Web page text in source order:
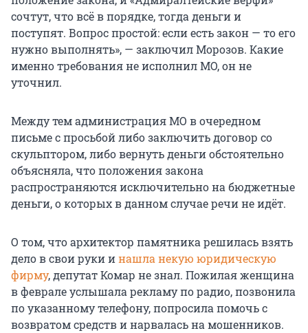
сочтут, что всё в порядке, тогда деньги и
поступят. Вопрос простой: если есть закон — то его
нужно выполнять», — заключил Морозов. Какие
именно требования не исполнил МО, он не
уточнил.
Между тем администрация МО в очередном
письме с просьбой либо заключить договор со
скульптором, либо вернуть деньги обстоятельно
объясняла, что положения закона
распространяются исключительно на бюджетные
деньги, о которых в данном случае речи не идёт.
О том, что архитектор памятника решилась взять
дело в свои руки инашла некую юридическую
фирму, депутат Комар не знал. Пожилая женщина
в феврале услышала рекламу по радио, позвонила
по указанному телефону, попросила помочь с
возвратом средств и нарвалась на мошенников.